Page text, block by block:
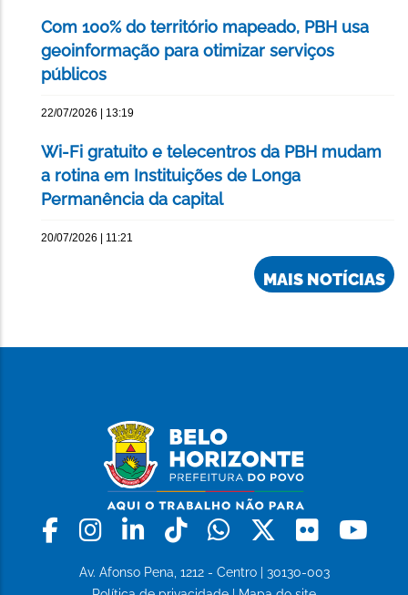
Com 100% do território mapeado, PBH usa
geoinformação para otimizar serviços
públicos
22/07/2026 | 13:19
Wi-Fi gratuito e telecentros da PBH mudam
a rotina em Instituições de Longa
Permanência da capital
20/07/2026 | 11:21
MAIS NOTÍCIAS
Facebook
Instagram
LinkedinTiktokWhatsapp
X Flickr
Av. Afonso Pena, 1212 - Centro | 30130-003